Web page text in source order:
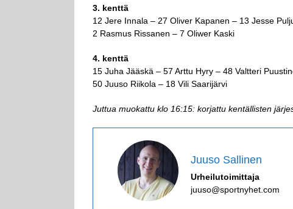
3. kenttä
12 Jere Innala – 27 Oliver Kapanen – 13 Jesse
2 Rasmus Rissanen – 7 Oliwer Kaski
4. kenttä
15 Juha Jääskä – 57 Arttu Hyry – 48 Valtteri
50 Juuso Riikola – 18 Vili Saarijärvi
Juttua muokattu klo 16:15: korjattu kentällisten
Juuso Sallinen
Urheilutoimittaja
juuso@sportnyhet.com